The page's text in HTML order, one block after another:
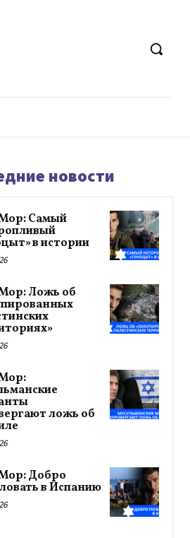
новости
Самый
в истории
Ложь об
ложь об
Добро
в Испанию